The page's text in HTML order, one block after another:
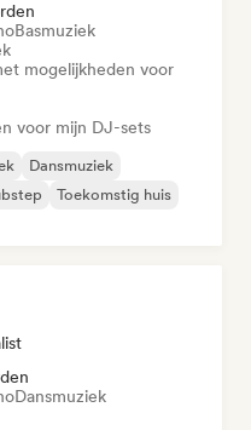
Basmuziek
mogelijkheden voor
voor mijn DJ-sets
Dansmuziek
Toekomstig huis
Dansmuziek